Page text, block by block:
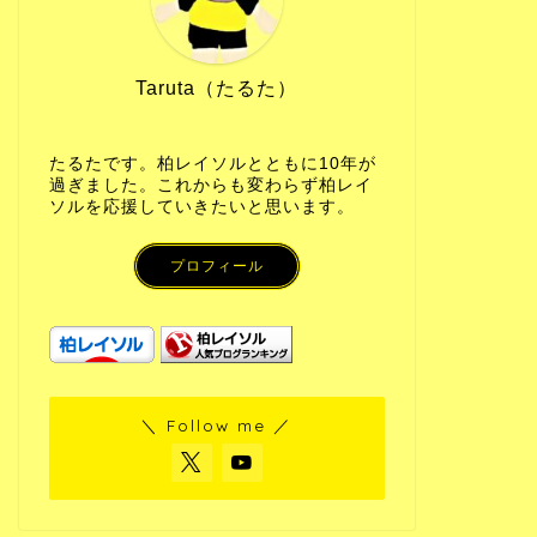
Taruta（たるた）
たるたです。柏レイソルとともに10年が
過ぎました。これからも変わらず柏レイ
ソルを応援していきたいと思います。
プロフィール
＼ Follow me ／